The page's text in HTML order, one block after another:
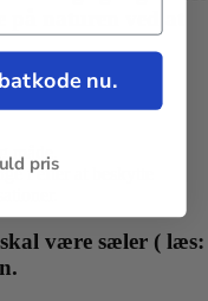
naturen ved at
måde.
i efter at beskytte
være sæler ( læs:
nu.
pris